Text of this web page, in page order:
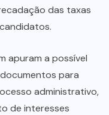
das taxas
apuram a possível
para
administrativo,
de interesses